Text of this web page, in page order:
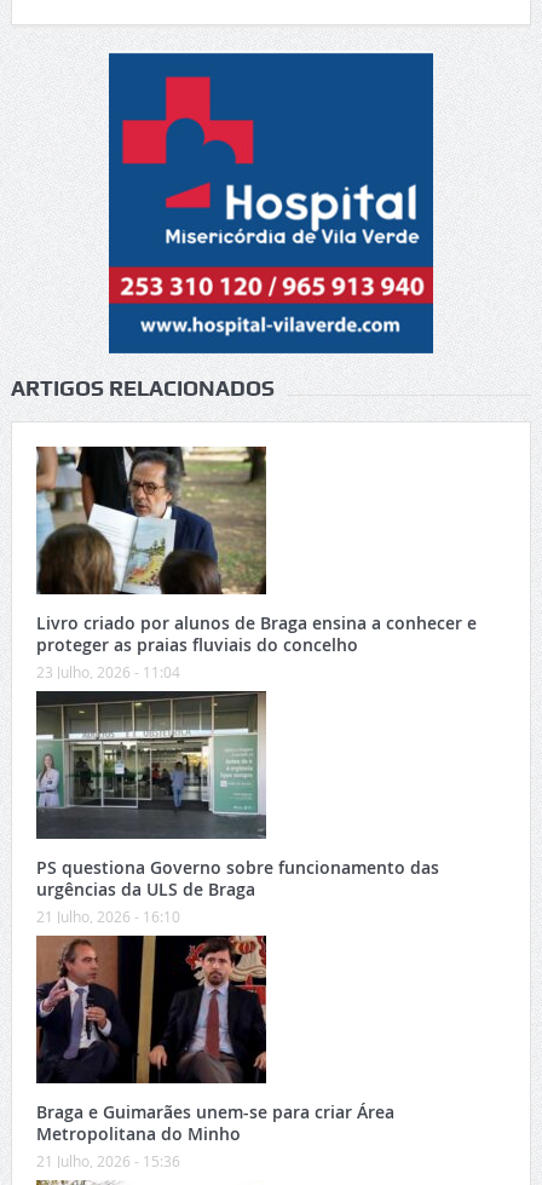
ARTIGOS RELACIONADOS
Livro criado por alunos de Braga ensina a conhecer e
proteger as praias fluviais do concelho
23 Julho, 2026 - 11:04
PS questiona Governo sobre funcionamento das
urgências da ULS de Braga
21 Julho, 2026 - 16:10
Braga e Guimarães unem-se para criar Área
Metropolitana do Minho
21 Julho, 2026 - 15:36